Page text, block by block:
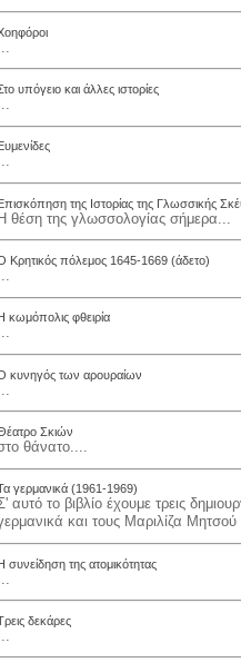
υπόγειο και άλλες ιστορίες
Ευμενίδες
της Ιστορίας της Γλωσσικής
θέση της γλωσσολογίας σήμερα...
Κρητικός πόλεμος 1645-1669 (άδετο)
Η κωμόπολις φθειρία
κυνηγός των αρουραίων
Σκιών
θάνατο....
γερμανικά (1961-1969)
αυτό το βιβλίο έχουμε τρεις
και τους Μαριλίζα
συνείδηση της ατομικότητας
δεκάρες